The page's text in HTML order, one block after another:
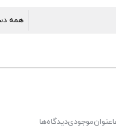
عنوانموجودیدیدگاه‌ها